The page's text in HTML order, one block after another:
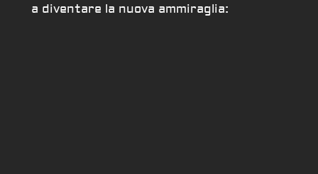
a diventare la nuova ammiraglia: